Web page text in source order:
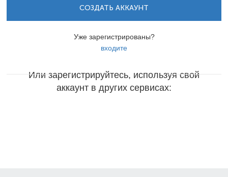
СОЗДАТЬ АККАУНТ
Уже зарегистрированы?
входите
Или зарегистрируйтесь, используя свой
аккаунт в других сервисах: